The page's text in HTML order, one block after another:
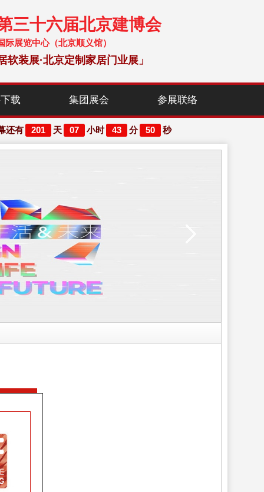
三十六届北京建博会
展览中心（北京顺义馆）
装展·北京定制家居门业展」
载 集团展会 参展联络
还有 201 天 07 小时 43 分 50 秒